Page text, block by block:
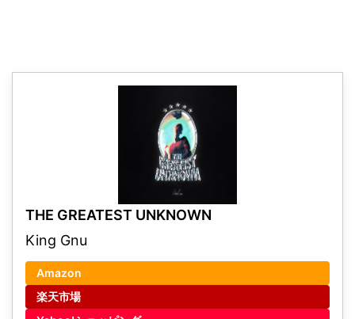
THE GREATEST UNKNOWN
King Gnu
Amazon
楽天市場